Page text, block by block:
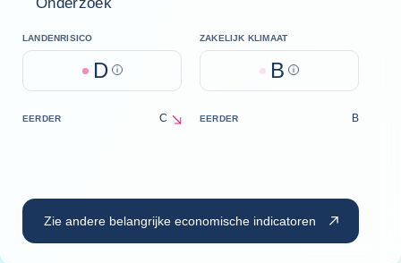
LANDENRISICO
D Help
ZAKELIJK KLIMAAT
B Help
EERDER C
decreaseEERDER B
Zie andere belangrijke economische indicatoren